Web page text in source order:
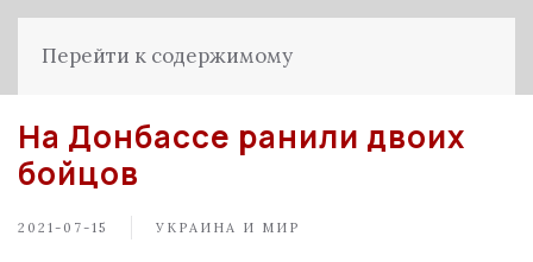
Перейти к содержимому
На Донбассе ранили двоих
бойцов
2021-07-15 УКРАИНА И МИР